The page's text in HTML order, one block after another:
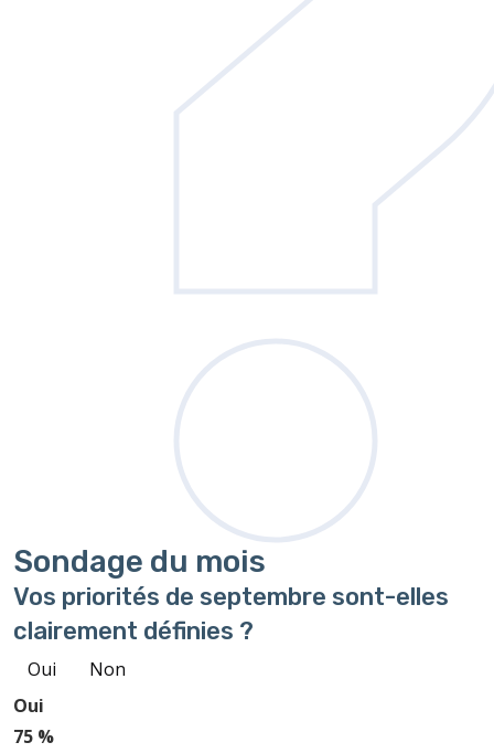
Sondage du mois
Vos priorités de septembre sont-elles
clairement définies ?
Oui
Non
Oui
75 %